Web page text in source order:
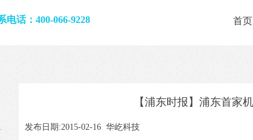
电话：400-066-9228 首页
【浦东时报】浦东首家
发布日期:2015-02-16 华屹科技